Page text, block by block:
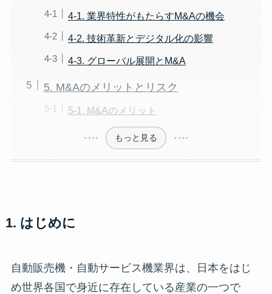
4-1. 業界特性がもたらすM&Aの機会
4-2. 技術革新とデジタル化の影響
4-3. グローバル展開とM&A
5. M&Aのメリットとリスク
5-1. M&Aのメリット
もっと見る
1. はじめに
自動販売機・自動サービス機業界は、日本をはじ
め世界各国で身近に存在している産業の一つで